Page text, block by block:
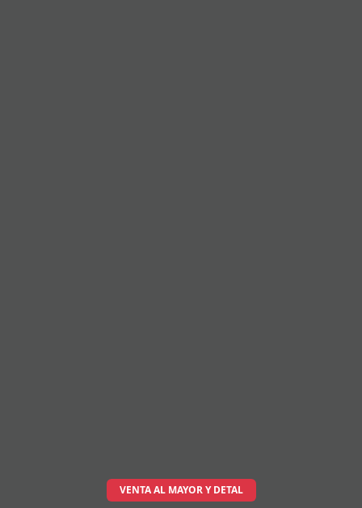
VENTA AL MAYOR Y DETAL